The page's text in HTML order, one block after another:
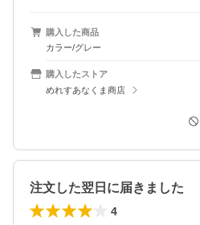
購入した商品
カラー/グレー
購入したストア
めれすあなくま商店
注文した翌日に届きました
4